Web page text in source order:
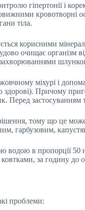
гіпертонії і
кровотворні
тіла.
корисними
очищає організм
міхурі і
Причому
Перед застосуванням
тому що це
гарбузовим,
водою в пропорції
за годину до
проблеми: